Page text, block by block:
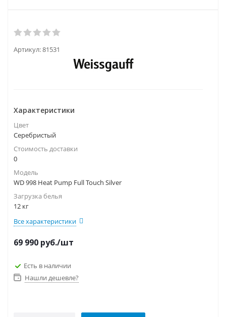
Артикул:81531
Характеристики
Цвет
Серебристый
Стоимость доставки
0
Модель
WD 998 Heat Pump Full Touch Silver
Загрузка белья
12 кг
Все характеристики
69 990 руб./шт
Есть в наличии
Нашли дешевле?